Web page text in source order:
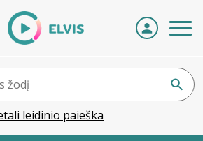
leidinio paieška